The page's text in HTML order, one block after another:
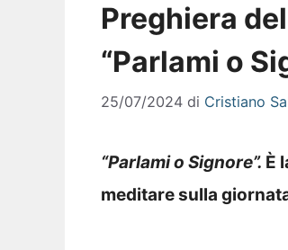
Preghiera
“Parlami o
25/07/2024 di Cristiano
“Parlami o Signore”. È
meditare sulla